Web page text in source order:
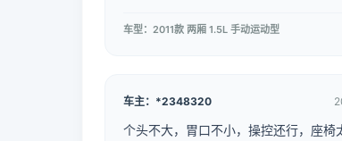
车型：2011款 两厢 1.5L 手动运动型
车主：*2348320
个头不大，胃口不小，操控还行，座椅